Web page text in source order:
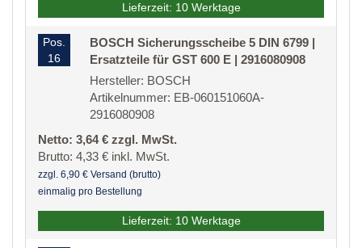
Lieferzeit: 10 Werktage
Pos.
16
BOSCH Sicherungsscheibe 5 DIN 6799 |
Ersatzteile für GST 600 E | 2916080908
Hersteller: BOSCH
Artikelnummer: EB-060151060A-
2916080908
Netto: 3,64 € zzgl. MwSt.
Brutto: 4,33 € inkl. MwSt.
zzgl. 6,90 € Versand (brutto)
einmalig pro Bestellung
Lieferzeit: 10 Werktage